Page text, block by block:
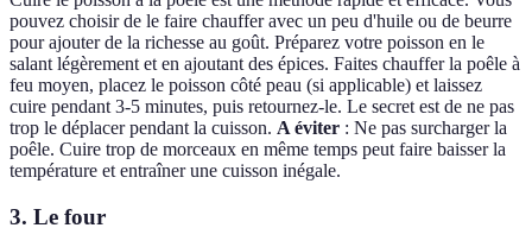
pouvez choisir de le faire chauffer avec un peu d'huile ou de beurre
pour ajouter de la richesse au goût. Préparez votre poisson en le
salant légèrement et en ajoutant des épices. Faites chauffer la poêle à
feu moyen, placez le poisson côté peau (si applicable) et laissez
cuire pendant 3-5 minutes, puis retournez-le. Le secret est de ne pas
trop le déplacer pendant la cuisson. A éviter : Ne pas surcharger la
poêle. Cuire trop de morceaux en même temps peut faire baisser la
température et entraîner une cuisson inégale.
3. Le four